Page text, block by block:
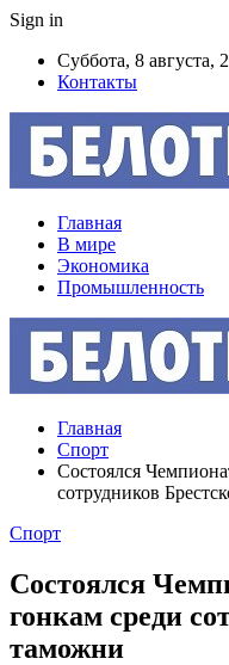
Sign in
Суббота, 8 августа,
Контакты
Главная
В мире
Экономика
Промышленность
Главная
Спорт
Состоялся
сотрудников
Спорт
Состоялся
гонкам среди
таможни